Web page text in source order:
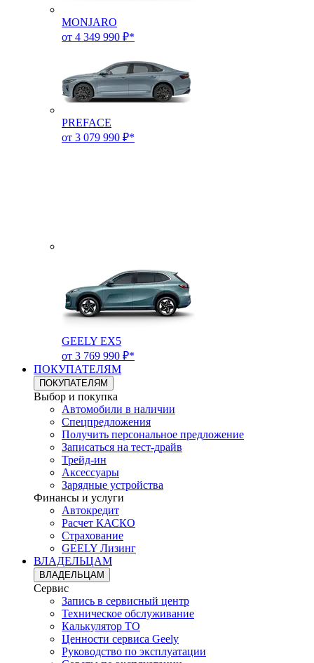
MONJARO
от 4 349 990 ₽*
PREFACE
от 3 079 990 ₽*
GEELY EX5
от 3 769 990 ₽*
ПОКУПАТЕЛЯМ
ПОКУПАТЕЛЯМ
Выбор и покупка
Автомобили в наличии
Спецпредложения
Получить персональное предложение
Записаться на тест-драйв
Трейд-ин
Аксессуары
Зарядные устройства
Финансы и услуги
Автокредит
Расчет КАСКО
Страхование
GEELY Лизинг
ВЛАДЕЛЬЦАМ
ВЛАДЕЛЬЦАМ
Сервис
Запись в сервисный центр
Техническое обслуживание
Калькулятор ТО
Ценности сервиса Geely
Руководство по эксплуатации